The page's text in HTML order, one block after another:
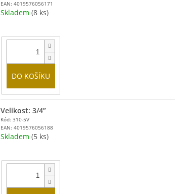
EAN: 4019576056171
Skladem (8 ks)
DO KOŠÍKU
Kód: 310-5V
EAN: 4019576056188
Velikost: 3/4”
Skladem (5 ks)